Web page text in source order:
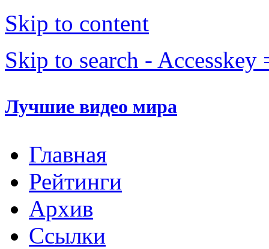
Skip to content
Skip to search - Accesskey
Лучшие видео мира
Главная
Рейтинги
Архив
Ссылки